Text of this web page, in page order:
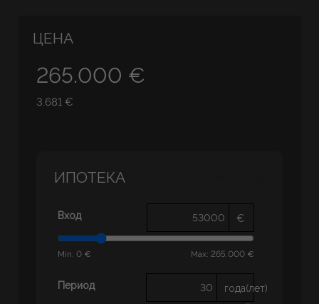
ЦЕНА
265.000 €
3.681 €
ИПОТЕКА
Вход €
Min: 0 € Max: 265.000 €
Период года(лет)